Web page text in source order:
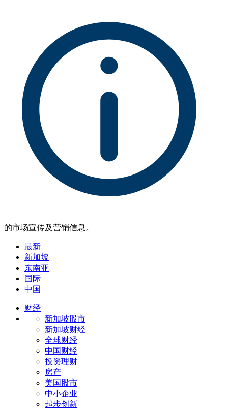
的市场宣传及营销信息。
最新
新加坡
东南亚
国际
中国
财经
新加坡股市
新加坡财经
全球财经
中国财经
投资理财
房产
美国股市
中小企业
起步创新